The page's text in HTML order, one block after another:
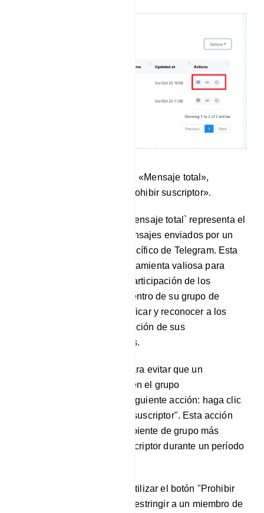
Hay tres botones de acción: «Mensaje total»,
«Silenciar suscriptor» y «Prohibir suscriptor».
Mensaje total: la métrica `Mensaje total` representa el
recuento acumulado de mensajes enviados por un
suscriptor de un grupo específico de Telegram. Esta
métrica sirve como una herramienta valiosa para
monitorear los niveles de participación de los
suscriptores individuales dentro de su grupo de
Telegram. Le permite identificar y reconocer a los
usuarios más activos en función de sus
contribuciones de mensajes.
Silenciar a un suscriptor: para evitar que un
suscriptor envíe mensajes en el grupo
temporalmente, realice la siguiente acción: haga clic
en el botón "Silenciar a un suscriptor". Esta acción
ayudará a mantener un ambiente de grupo más
tranquilo silenciando al suscriptor durante un período
Prohibir suscriptor: puede utilizar el botón "Prohibir
suscriptor" para eliminar o restringir a un miembro de